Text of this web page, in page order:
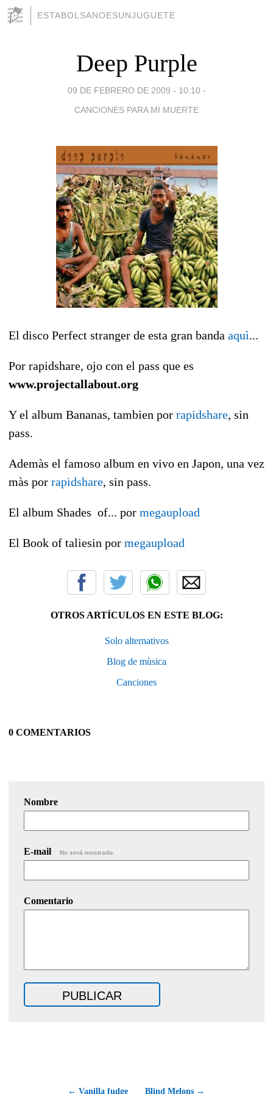
ESTABOLSANOESUNJUGUETE
Deep Purple
09 DE FEBRERO DE 2009 - 10:10 -
CANCIONES PARA MI MUERTE
El disco Perfect stranger de esta gran banda aquì...
Por rapidshare, ojo con el pass que es
www.projectallabout.org
Y el album Bananas, tambien por rapidshare, sin
pass.
Ademàs el famoso album en vivo en Japon, una vez
màs por rapidshare, sin pass.
El album Shades of... por megaupload
El Book of taliesin por megaupload
OTROS ARTÍCULOS EN ESTE BLOG:
Solo alternativos
Blog de mùsica
Canciones
0 COMENTARIOS
Nombre
E-mail No será mostrado.
Comentario
← Vanilla fudge Blind Melons →